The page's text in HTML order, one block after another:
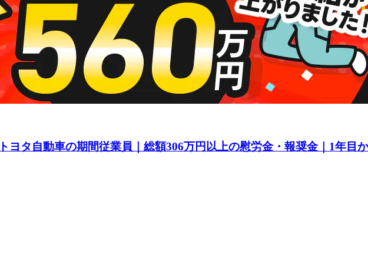
ヨタ自動車の期間従業員｜総額306万円以上の慰労金・報奨金｜1年目